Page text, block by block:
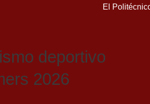
El Politécnico
deportivo
2026